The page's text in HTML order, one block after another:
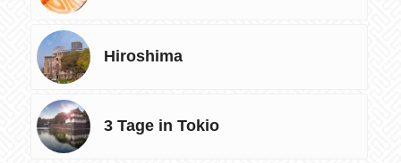
Hiroshima
3 Tage in Tokio